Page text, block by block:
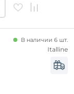
В наличии 6 шт.
Italline